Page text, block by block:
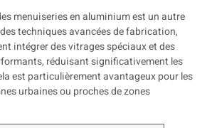
menuiseries en aluminium est un autre
techniques avancées de fabrication,
intégrer des vitrages spéciaux et des
réduisant significativement les
est particulièrement avantageux pour les
urbaines ou proches de zones